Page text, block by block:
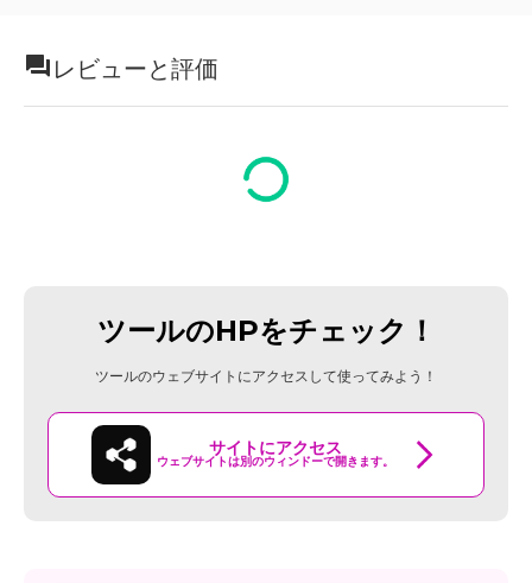
レビューと評価
ツールのHPをチェック！
ツールのウェブサイトにアクセスして使ってみよう！
サイトにアクセス
ウェブサイトは別のウィンドーで開きます。